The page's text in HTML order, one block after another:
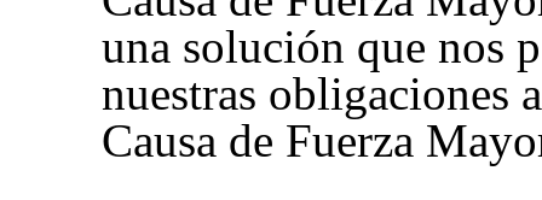
una solución que nos
nuestras obligaciones
Causa de Fuerza